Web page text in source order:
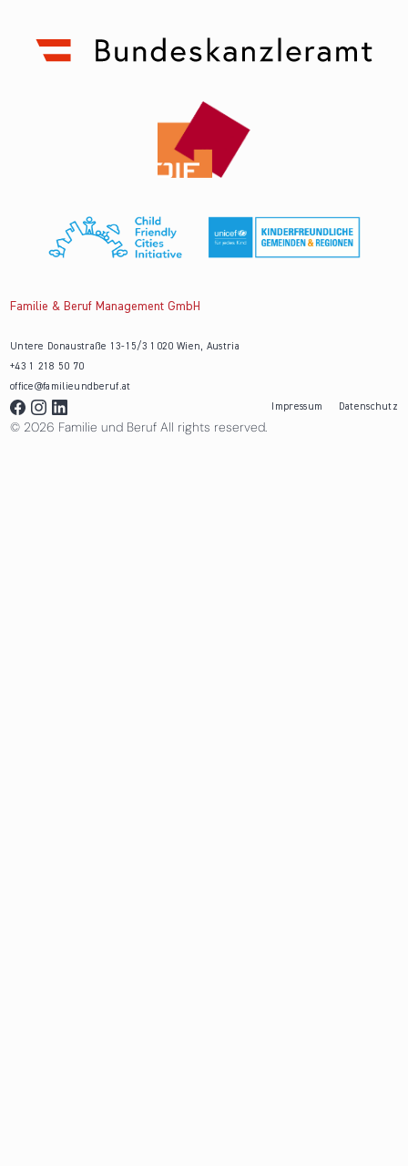
Familie & Beruf Management GmbH
Untere Donaustraße 13-15/3 1020 Wien, Austria
+43 1 218 50 70
office@familieundberuf.at
Impressum
Datenschutz
© 2026 Familie und Beruf All rights reserved.